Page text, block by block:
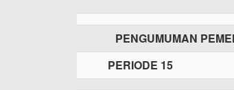
PENGUMUMAN
PERIODE 15